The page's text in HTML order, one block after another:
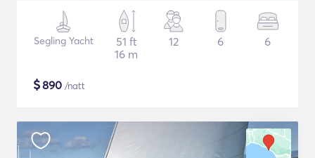
Segling Yacht
51 ft
16 m
12 6 6
$890 /natt